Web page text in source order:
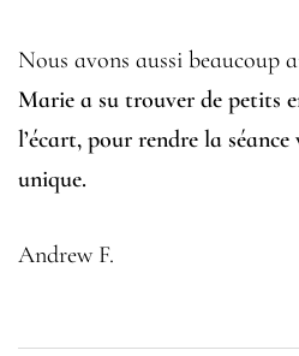
Nous avons aussi beaucoup
Marie a su trouver de petits
l’écart, pour rendre la
unique.
Andrew F.